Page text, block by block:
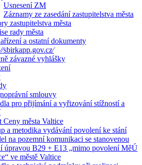
Usnesení ZM
Záznamy ze zasedání zastupitelstva města
zastupitelstva města
rady města
a ostatní dokumenty
závazné vyhlášky
smlouvy
pro přijímání a vyřizování stížností a
Ceny města Valtice
a metodika vydávání povolení ke stání
na pozemní komunikaci se stanovenou
úpravou B29 + E13 „mimo povolení MěÚ
ve městě Valtice